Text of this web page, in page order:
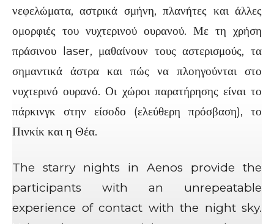
νεφελώματα, αστρικά σμήνη, πλανήτες και άλλες
ομορφιές του νυχτερινού ουρανού. Με τη χρήση
πράσινου laser, μαθαίνουν τους αστερισμούς, τα
σημαντικά άστρα και πώς να πλοηγούνται στο
νυχτερινό ουρανό. Οι χώροι παρατήρησης είναι το
πάρκινγκ στην είσοδο (ελεύθερη πρόσβαση), το
Πινκίκ και η Θέα.
The starry nights in Aenos provide the
participants with an unrepeatable
experience of contact with the night sky.